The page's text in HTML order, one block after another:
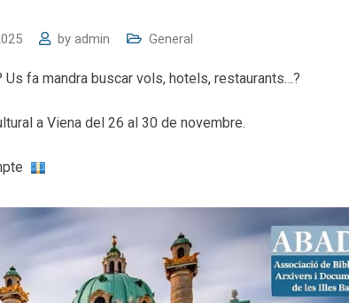
by admin General
fa mandra buscar vols, hotels, restaurants…?
a Viena del 26 al 30 de novembre.